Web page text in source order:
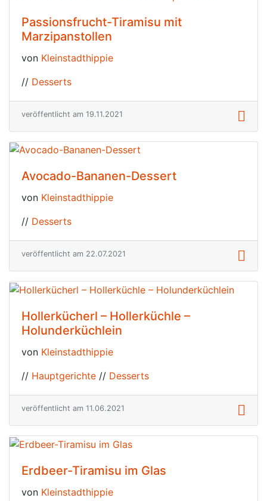
Passionsfrucht-Tiramisu mit
Marzipanstollen
von Kleinstadthippie
// Desserts
veröffentlicht am 19.11.2021
Avocado-Bananen-Dessert
von Kleinstadthippie
// Desserts
veröffentlicht am 22.07.2021
Hollerkücherl – Hollerküchle –
Holunderküchlein
von Kleinstadthippie
// Hauptgerichte // Desserts
veröffentlicht am 11.06.2021
Erdbeer-Tiramisu im Glas
von Kleinstadthippie